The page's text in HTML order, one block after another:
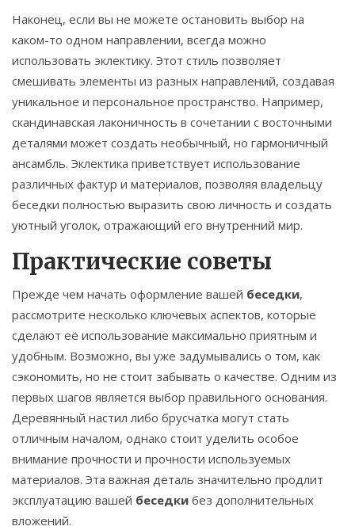
Наконец, если вы не можете остановить выбор на
каком-то одном направлении, всегда можно
использовать эклектику. Этот стиль позволяет
смешивать элементы из разных направлений, создавая
уникальное и персональное пространство. Например,
скандинавская лаконичность в сочетании с восточными
деталями может создать необычный, но гармоничный
ансамбль. Эклектика приветствует использование
различных фактур и материалов, позволяя владельцу
беседки полностью выразить свою личность и создать
уютный уголок, отражающий его внутренний мир.
Практические советы
Прежде чем начать оформление вашей беседки,
рассмотрите несколько ключевых аспектов, которые
сделают её использование максимально приятным и
удобным. Возможно, вы уже задумывались о том, как
сэкономить, но не стоит забывать о качестве. Одним из
первых шагов является выбор правильного основания.
Деревянный настил либо брусчатка могут стать
отличным началом, однако стоит уделить особое
внимание прочности и прочности используемых
материалов. Эта важная деталь значительно продлит
эксплуатацию вашей беседки без дополнительных
вложений.